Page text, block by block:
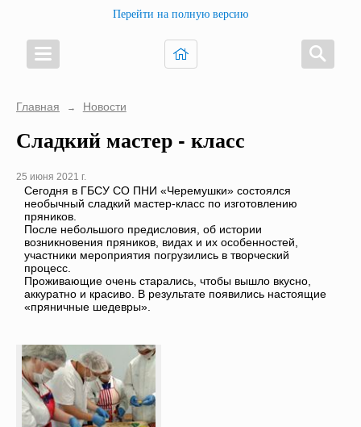
Перейти на полную версию
Главная → Новости
Сладкий мастер - класс
25 июня 2021 г.
Сегодня в ГБСУ СО ПНИ «Черемушки» состоялся
необычный сладкий мастер-класс по изготовлению
пряников.
После небольшого предисловия, об истории
возникновения пряников, видах и их особенностей,
участники мероприятия погрузились в творческий
процесс.
Проживающие очень старались, чтобы вышло вкусно,
аккуратно и красиво. В результате появились настоящие
«пряничные шедевры».